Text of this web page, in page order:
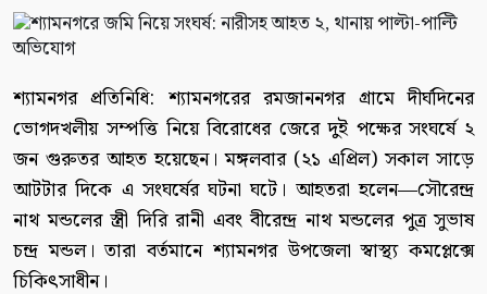
শ্যামনগর প্রতিনিধি: শ্যামনগরের রমজাননগর গ্রামে দীর্ঘদিনের
ভোগদখলীয় সম্পত্তি নিয়ে বিরোধের জেরে দুই পক্ষের সংঘর্ষে ২
জন গুরুতর আহত হয়েছেন। মঙ্গলবার (২১ এপ্রিল) সকাল সাড়ে
আটটার দিকে এ সংঘর্ষের ঘটনা ঘটে। আহতরা হলেন—সৌরেন্দ্র
নাথ মন্ডলের স্ত্রী দিরি রানী এবং বীরেন্দ্র নাথ মন্ডলের পুত্র সুভাষ
চন্দ্র মন্ডল। তারা বর্তমানে শ্যামনগর উপজেলা স্বাস্থ্য কমপ্লেক্সে
চিকিৎসাধীন।